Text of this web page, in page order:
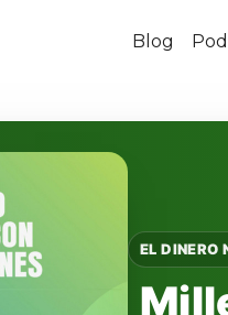
Blog
EL DINERO